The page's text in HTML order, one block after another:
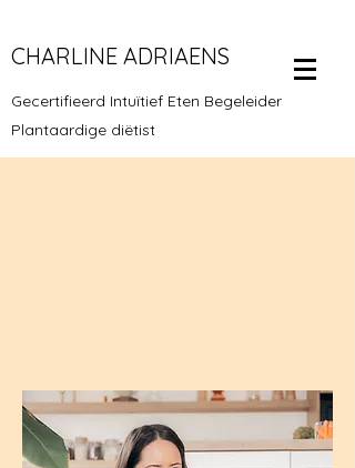
CHARLINE ADRIAENS
Gecertifieerd Intuïtief Eten Begeleider
Plantaardige diëtist